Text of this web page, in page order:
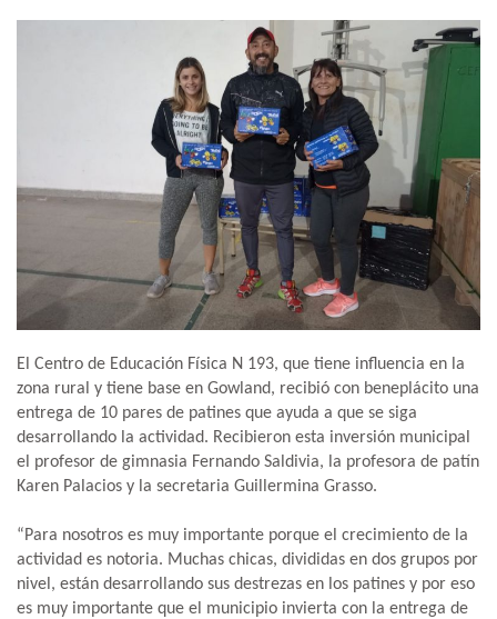
El Centro de Educación Física N 193, que tiene influencia en la
zona rural y tiene base en Gowland, recibió con beneplácito una
entrega de 10 pares de patines que ayuda a que se siga
desarrollando la actividad. Recibieron esta inversión municipal
el profesor de gimnasia Fernando Saldivia, la profesora de patín
Karen Palacios y la secretaria Guillermina Grasso.
“Para nosotros es muy importante porque el crecimiento de la
actividad es notoria. Muchas chicas, divididas en dos grupos por
nivel, están desarrollando sus destrezas en los patines y por eso
es muy importante que el municipio invierta con la entrega de